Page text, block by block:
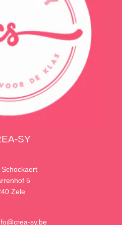
SY
Schockaert
5
Zele
sy.be